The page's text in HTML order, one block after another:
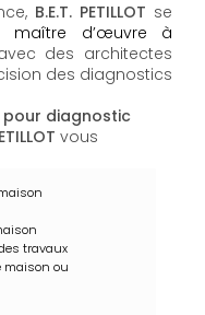
B.E.T. PETILLOT se
maître d’œuvre à
des architectes
des diagnostics
pour diagnostic
vous
travaux
maison ou